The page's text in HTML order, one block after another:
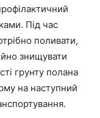
Під час
поливати,
знищувати
грунту полана
на наступний